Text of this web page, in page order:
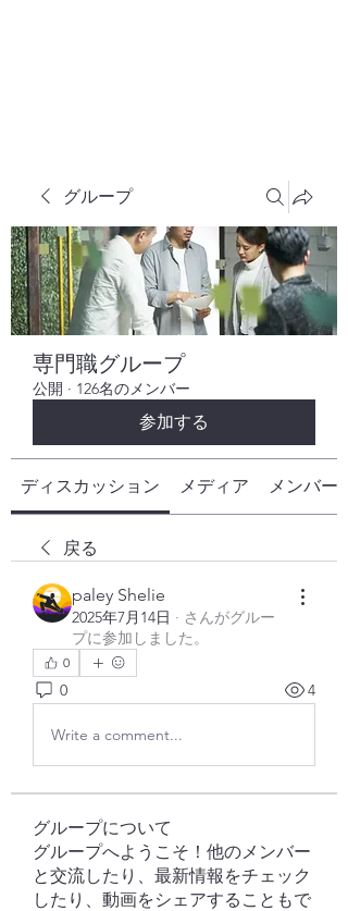
グループ
専門職グループ
公開 · 126名のメンバー
参加する
ディスカッション メディア メンバー
戻る
paley Shelie
2025年7月14日 · さんがグルー
プに参加しました。
0
0 4
Write a comment...
グループについて
グループへようこそ！他のメンバー
と交流したり、最新情報をチェック
したり、動画をシェアすることもで